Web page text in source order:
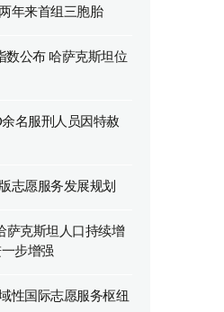
年来首组三胞胎
公布 哈萨克斯坦位
名服刑人员因特赦
志愿服务发展规划
萨克斯坦人口持续增
步增强
性国际志愿服务枢纽